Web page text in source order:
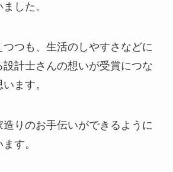
した。
つも、生活のしやすさなどに
設計士さんの想いが受賞につな
ます。
りのお手伝いができるように
す。